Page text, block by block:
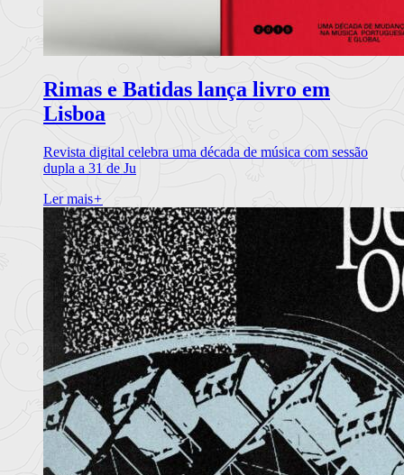
Rimas e Batidas lança livro em
Lisboa
Revista digital celebra uma década de música com sessão
dupla a 31 de Ju
Ler mais+